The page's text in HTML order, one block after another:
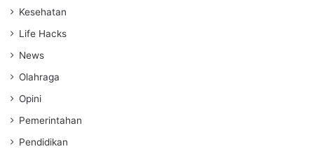
Kesehatan
Life Hacks
News
Olahraga
Opini
Pemerintahan
Pendidikan